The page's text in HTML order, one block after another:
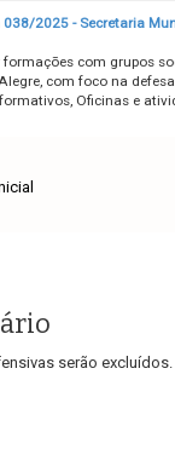
2025 - Secretaria
com grupos
com foco na
Oficinas e
serão excluídos.